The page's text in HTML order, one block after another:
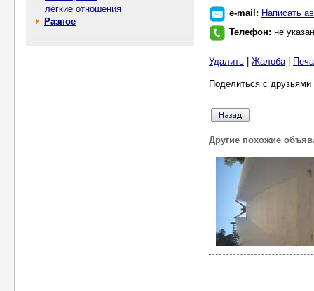
лёгкие отношения
Разное
e-mail: Написать
Телефон: не указан
Удалить Жалоба|
Поделиться с
Другие похожие